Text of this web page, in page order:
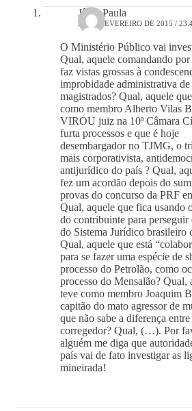
Jânia Paula
21 DE FEVEREIRO DE 2015 /
O Ministério Público vai
Qual, aquele comandando por
faz vistas grossas à
improbidade administrativa de
magistrados? Qual, aquele
como membro Alberto Vilas
VIROU juiz na 10ª Câmara
furta processos e que é hoje
desembargador no TJMG, o
mais corporativista,
antijurídico do país ? Qual,
fez um acordão depois do
provas do concurso da PRF
Qual, aquele que fica usando
do contribuinte para perseguir
do Sistema Jurídico brasileiro
Qual, aquele que está
para se fazer uma espécie de
processo do Petrolão, como
processo do Mensalão? Qual,
teve como membro Joaquim
capitão do mato agressor de
que não sabe a diferença
corregedor? Qual, (…). Por
alguém me diga que
país vai de fato investigar as
mineirada!